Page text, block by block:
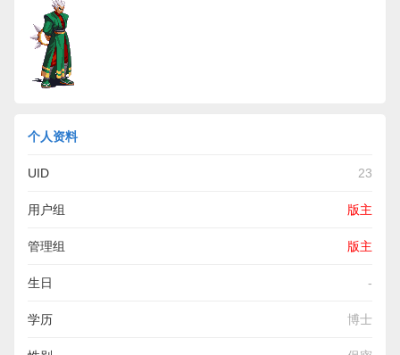
个人资料
UID 23
用户组 版主
管理组 版主
生日 -
学历 博士